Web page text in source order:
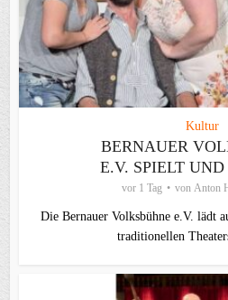
Kultur
BERNAUER
E.V. SPIELT
vor 1 Tag von Anton
Die Bernauer Volksbühne e.V. lädt
traditionellen